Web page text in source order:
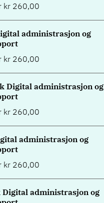
kr 260,00
administrasjon og
kr 260,00
Digital administrasjon og
kr 260,00
administrasjon og
kr 260,00
Digital administrasjon og